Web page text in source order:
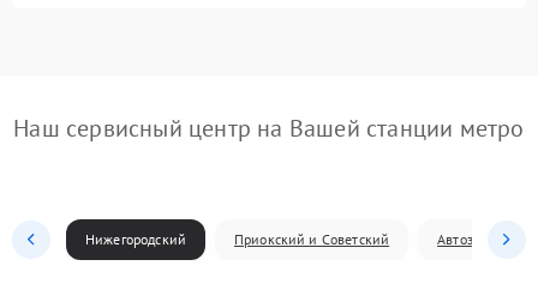
Наш сервисный центр на Вашей станции метро
Нижегородский Приокский и Советский Автозаводский